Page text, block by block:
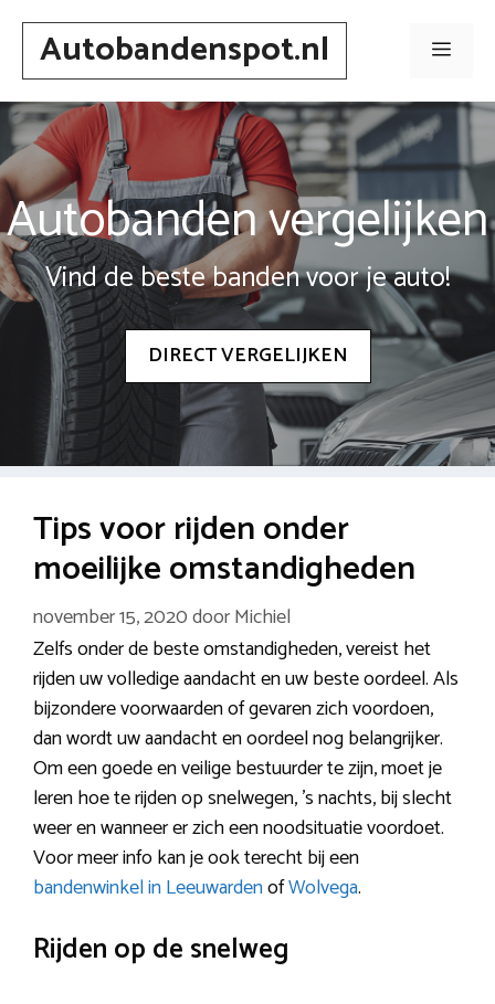
Spring
inhoudAutobandenspot.nl Menu
Autobanden vergelijken
Vind de beste banden voor je auto!
DIRECT VERGELIJKEN
Tips voor rijden onder
moeilijke omstandigheden
november 15, 2020doorMichiel
Zelfs onder de beste omstandigheden, vereist het
rijden uw volledige aandacht en uw beste oordeel. Als
bijzondere voorwaarden of gevaren zich voordoen,
dan wordt uw aandacht en oordeel nog belangrijker.
Om een goede en veilige bestuurder te zijn, moet je
leren hoe te rijden op snelwegen, ’s nachts, bij slecht
weer en wanneer er zich een noodsituatie voordoet.
Voor meer info kan je ook terecht bij een
bandenwinkel in LeeuwardenofWolvega.
Rijden op de snelweg